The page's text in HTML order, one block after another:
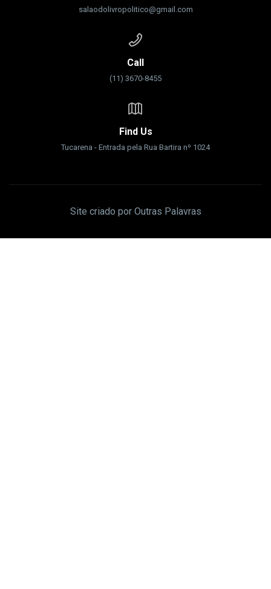
salaodolivropolitico@gmail.com
Call
(11) 3670-8455
Find Us
Tucarena - Entrada pela Rua Bartira nº 1024
Site criado por Outras Palavras